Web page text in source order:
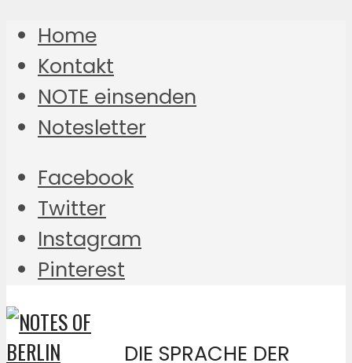
Home
Kontakt
NOTE einsenden
Notesletter
Facebook
Twitter
Instagram
Pinterest
DIE SPRACHE DER